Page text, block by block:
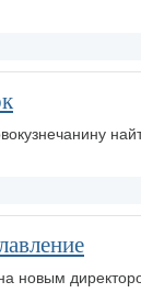
новым